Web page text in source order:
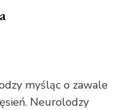
myśląc o zawale
Neurolodzy